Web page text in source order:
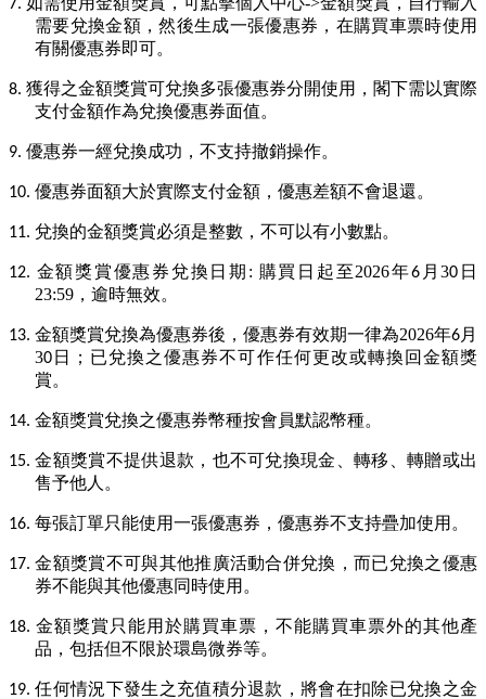
7.
需要兌換金額，然後生成一張優惠券，在購買車票時使用
有關優惠券即可。
8. 獲得之金額獎賞可兌換多張優惠券分開使用，閣下需以實際
支付金額作為兌換優惠券面值。
9. 優惠券一經兌換成功，不支持撤銷操作。
10. 優惠券面額大於實際支付金額，優惠差額不會退還。
11. 兌換的金額獎賞必須是整數，不可以有小數點。
12. 金額獎賞優惠券兌換日期 : 購買日起至2026年6月30 日
23:59 ，逾時無效。
13. 金額獎賞兌換為優惠券後，優惠券有效期一律為2026年6月
30 日；已兌換之優惠券不可作任何更改或轉換回金額獎
賞。
14. 金額獎賞兌換之優惠券幣種按會員默認幣種。
15. 金額獎賞不提供退款，也不可兌換現金、轉移、轉贈或出
售予他人。
16. 每張訂單只能使用一張優惠券，優惠券不支持疊加使用。
17. 金額獎賞不可與其他推廣活動合併兌換，而已兌換之優惠
券不能與其他優惠同時使用。
18. 金額獎賞只能用於購買車票，不能購買車票外的其他產
品，包括但不限於環島微券等。
19. 任何情況下發生之充值積分退款，將會在扣除已兌換之金